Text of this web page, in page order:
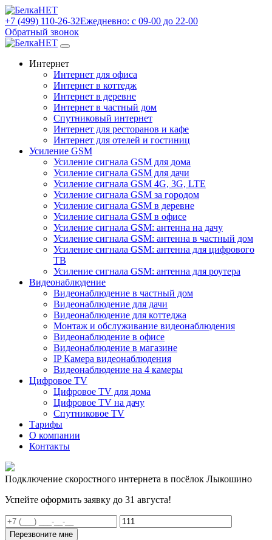
+7 (499) 110-26-32Ежедневно: с 09-00 до 22-00
Обратный звонок
Интернет
Интернет для офиса
Интернет в коттедж
Интернет в деревне
Интернет в частный дом
Спутниковый интернет
Интернет для ресторанов и кафе
Интернет для отелей и гостиниц
Усиление GSM
Усиление сигнала GSM для дома
Усиление сигнала GSM для дачи
Усиление сигнала GSM 4G, 3G, LTE
Усиление сигнала GSM за городом
Усиление сигнала GSM в деревне
Усиление сигнала GSM в офисе
Усиление сигнала GSM: антенна на дачу
Усиление сигнала GSM: антенна в частный дом
Усиление сигнала GSM: антенна для цифрового
ТВ
Усиление сигнала GSM: антенна для роутера
Видеонаблюдение
Видеонаблюдение в частный дом
Видеонаблюдение для дачи
Видеонаблюдение для коттеджа
Монтаж и обслуживание видеонаблюдения
Видеонаблюдение в офисе
Видеонаблюдение в магазине
IP Камера видеонаблюдения
Видеонаблюдение на 4 камеры
Цифровое TV
Цифровое TV для дома
Цифровое TV на дачу
Спутниковое TV
Тарифы
О компании
Контакты
Подключение скоростного интернета в посёлок Лыкошино
Успейте оформить заявку до 31 августа!
Перезвоните мне